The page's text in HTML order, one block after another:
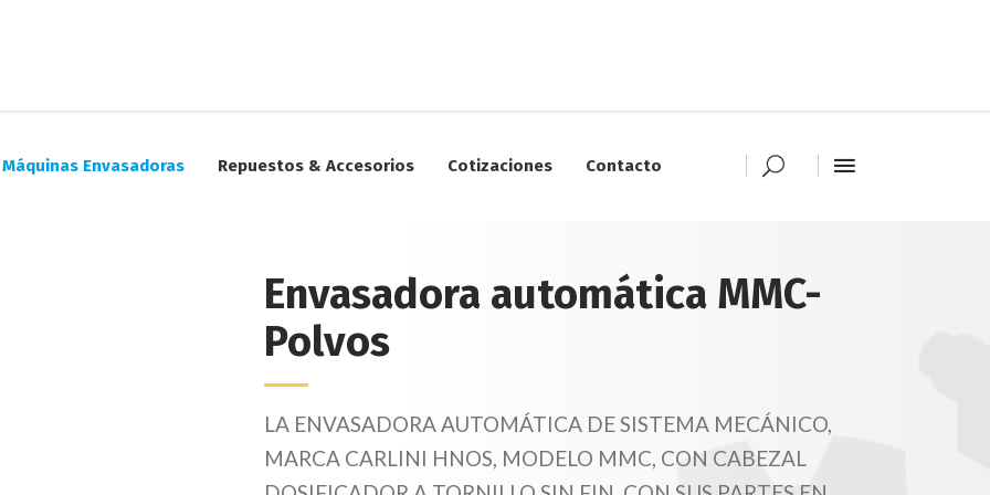
Máquinas Envasadoras Repuestos & Accesorios Cotizaciones Contacto
Envasadora automática MMC-
Polvos
LA ENVASADORA AUTOMÁTICA DE SISTEMA MECÁNICO,
MARCA CARLINI HNOS, MODELO MMC, CON CABEZAL